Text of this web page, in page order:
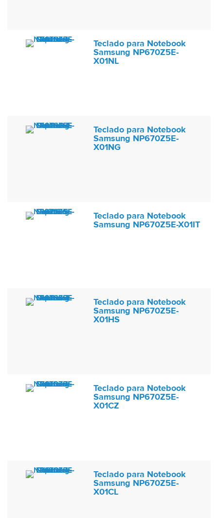
Teclado para Notebook
Samsung NP670Z5E-
X01NL
Teclado para Notebook
Samsung NP670Z5E-
X01NG
Teclado para Notebook
Samsung NP670Z5E-X01IT
Teclado para Notebook
Samsung NP670Z5E-
X01HS
Teclado para Notebook
Samsung NP670Z5E-
X01CZ
Teclado para Notebook
Samsung NP670Z5E-
X01CL